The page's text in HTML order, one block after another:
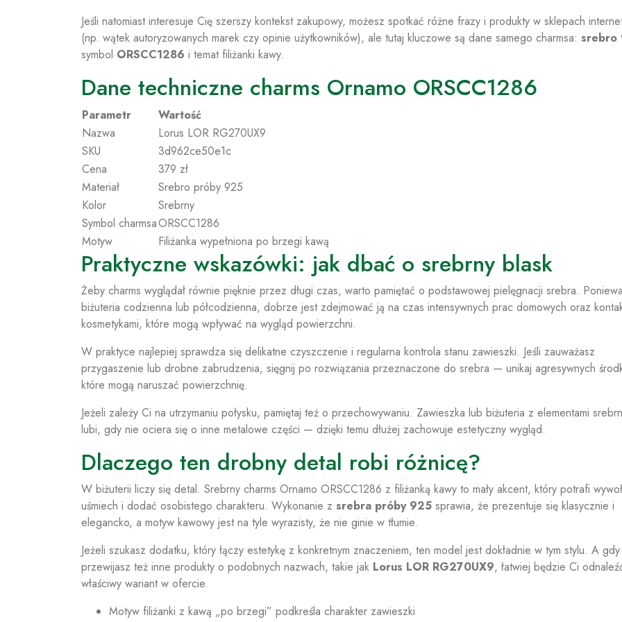
Jeśli natomiast interesuje Cię szerszy kontekst zakupowy, możesz spotkać różne frazy i produkty w sklepach
(np. wątek autoryzowanych marek czy opinie użytkowników), ale tutaj kluczowe są dane samego charmsa: srebro
symbol ORSCC1286 i temat filiżanki kawy.
Dane techniczne charms Ornamo ORSCC1286
Parametr
Wartość
Nazwa
Lorus LOR RG270UX9
SKU
3d962ce50e1c
Cena
379 zł
Materiał
Srebro próby 925
Kolor
Srebrny
Symbol charmsaORSCC1286
Motyw
Filiżanka wypełniona po brzegi kawą
Praktyczne wskazówki: jak dbać o srebrny blask
Żeby charms wyglądał równie pięknie przez długi czas, warto pamiętać o podstawowej pielęgnacji srebra.
biżuteria codzienna lub półcodzienna, dobrze jest zdejmować ją na czas intensywnych prac domowych oraz
kosmetykami, które mogą wpływać na wygląd powierzchni.
W praktyce najlepiej sprawdza się delikatne czyszczenie i regularna kontrola stanu zawieszki. Jeśli zauważasz
przygaszenie lub drobne zabrudzenia, sięgnij po rozwiązania przeznaczone do srebra — unikaj agresywnych
które mogą naruszać powierzchnię.
Jeżeli zależy Ci na utrzymaniu połysku, pamiętaj też o przechowywaniu. Zawieszka lub biżuteria z elementami
lubi, gdy nie ociera się o inne metalowe części — dzięki temu dłużej zachowuje estetyczny wygląd.
Dlaczego ten drobny detal robi różnicę?
W biżuterii liczy się detal. Srebrny charms Ornamo ORSCC1286 z filiżanką kawy to mały akcent, który potrafi
uśmiech i dodać osobistego charakteru. Wykonanie z srebra próby 925 sprawia, że prezentuje się klasycznie i
elegancko, a motyw kawowy jest na tyle wyrazisty, że nie ginie w tłumie.
Jeżeli szukasz dodatku, który łączy estetykę z konkretnym znaczeniem, ten model jest dokładnie w tym stylu. A
przewijasz też inne produkty o podobnych nazwach, takie jak Lorus LOR RG270UX9, łatwiej będzie Ci
właściwy wariant w ofercie.
Motyw filiżanki z kawą „po brzegi” podkreśla charakter zawieszki